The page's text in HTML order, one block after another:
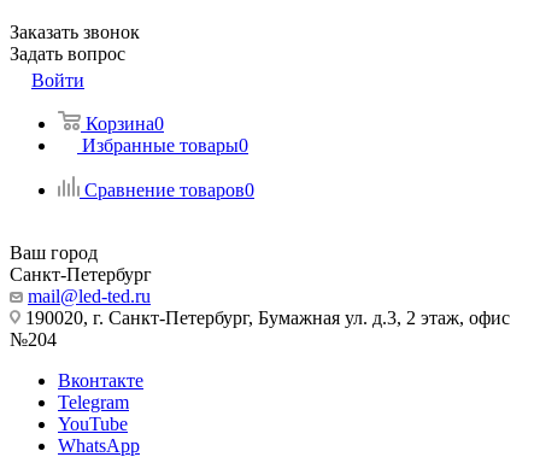
Заказать звонок
Задать вопрос
Войти
Корзина0
Избранные товары0
Сравнение товаров0
Ваш город
Санкт-Петербург
mail@led-ted.ru
190020, г. Санкт-Петербург, Бумажная ул. д.3, 2 этаж, офис
№204
Вконтакте
Telegram
YouTube
WhatsApp